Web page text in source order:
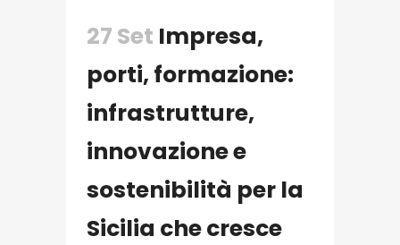
27 Set Impresa,
porti, formazione:
infrastrutture,
innovazione e
sostenibilità per la
Sicilia che cresce